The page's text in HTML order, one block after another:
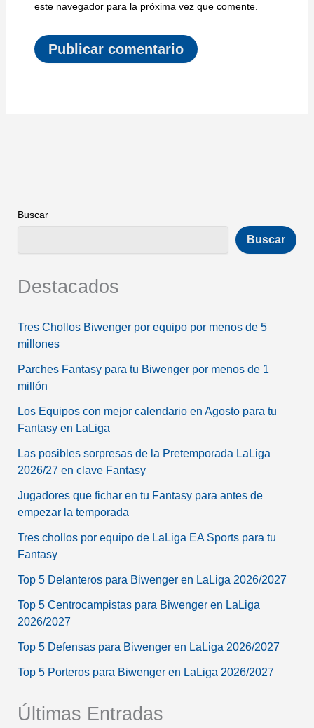
este navegador para la próxima vez que comente.
Buscar
Buscar
Destacados
Tres Chollos Biwenger por equipo por menos de 5
millones
Parches Fantasy para tu Biwenger por menos de 1
millón
Los Equipos con mejor calendario en Agosto para tu
Fantasy en LaLiga
Las posibles sorpresas de la Pretemporada LaLiga
2026/27 en clave Fantasy
Jugadores que fichar en tu Fantasy para antes de
empezar la temporada
Tres chollos por equipo de LaLiga EA Sports para tu
Fantasy
Top 5 Delanteros para Biwenger en LaLiga 2026/2027
Top 5 Centrocampistas para Biwenger en LaLiga
2026/2027
Top 5 Defensas para Biwenger en LaLiga 2026/2027
Top 5 Porteros para Biwenger en LaLiga 2026/2027
Últimas Entradas